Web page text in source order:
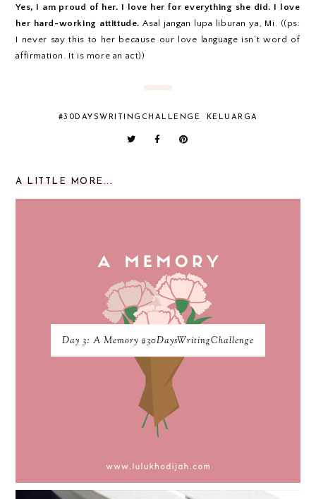
Yes, I am proud of her. I love her for everything she did. I love
her hard-working attittude. Asal jangan lupa liburan ya, Mi. ((ps:
I never say this to her because our love language isn’t word of
affirmation. It is more an act))
#30DAYSWRITINGCHALLENGE KELUARGA
A LITTLE MORE...
Day 3: A Memory #30DaysWritingChallenge